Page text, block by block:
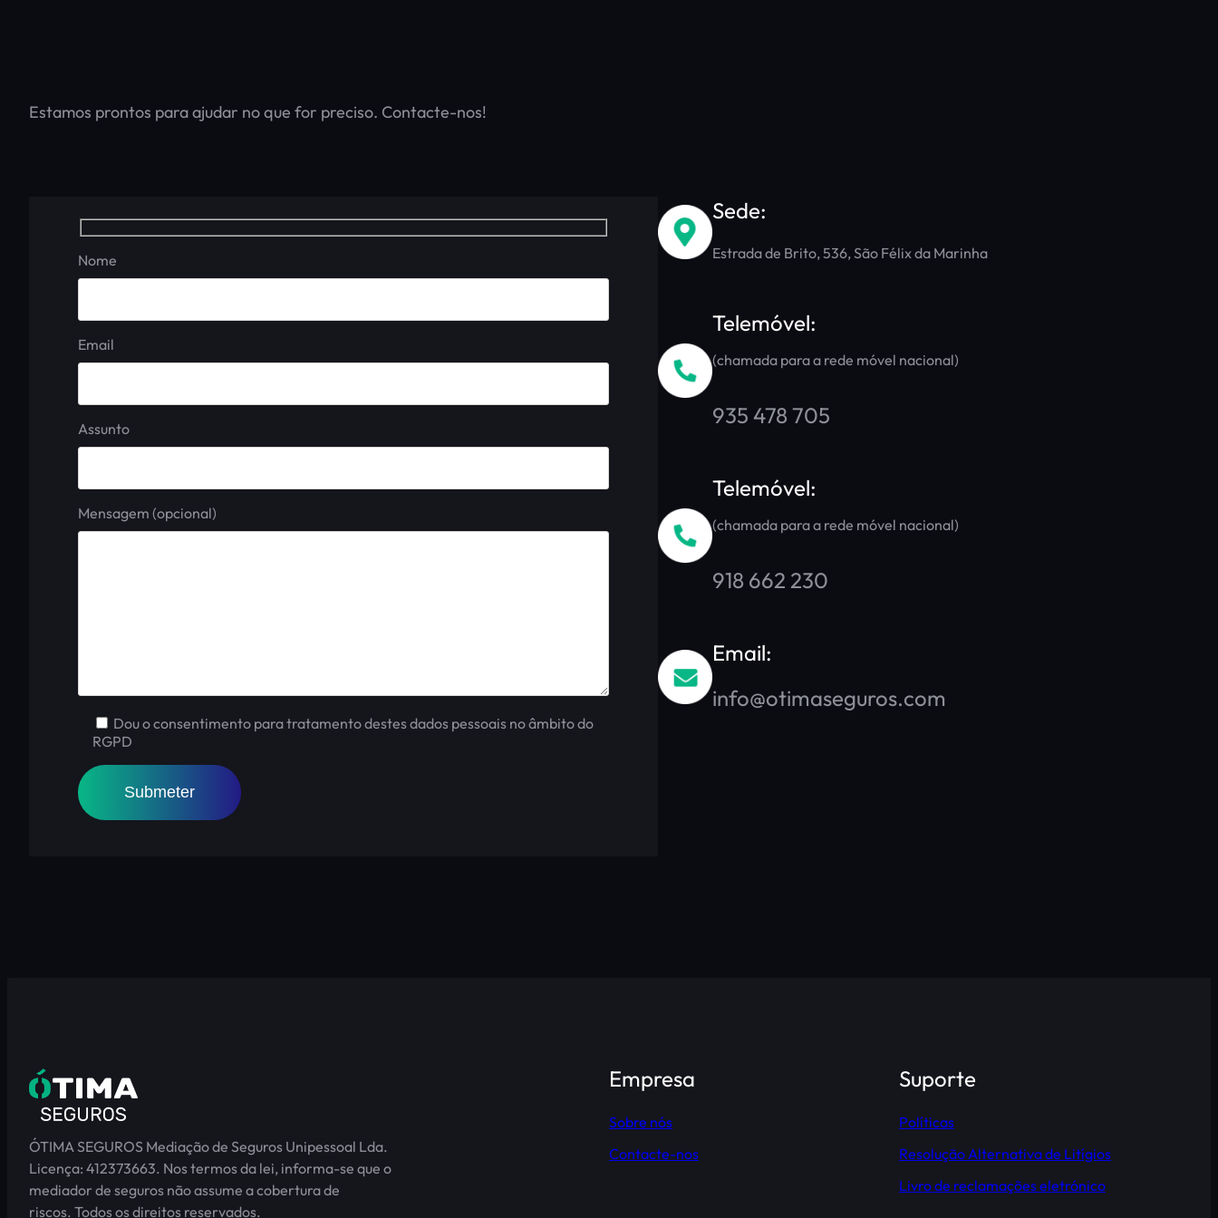
Estamos prontos para ajudar no que for preciso. Contacte-nos!
Nome
Email
Assunto
Mensagem (opcional)
Dou o consentimento para tratamento destes dados pessoais no âmbito do
RGPD
Sede:
Estrada de Brito, 536, São Félix da Marinha
Telemóvel:
(chamada para a rede móvel nacional)
935 478 705
Telemóvel:
(chamada para a rede móvel nacional)
918 662 230
Email:
info@otimaseguros.com
ÓTIMA SEGUROS Mediação de Seguros Unipessoal Lda.
Licença: 412373663. Nos termos da lei, informa-se que o
mediador de seguros não assume a cobertura de
riscos. Todos os direitos reservados.
Empresa
Sobre nós
Contacte-nos
Suporte
Políticas
Resolução Alternativa de Litígios
Livro de reclamações eletrónico